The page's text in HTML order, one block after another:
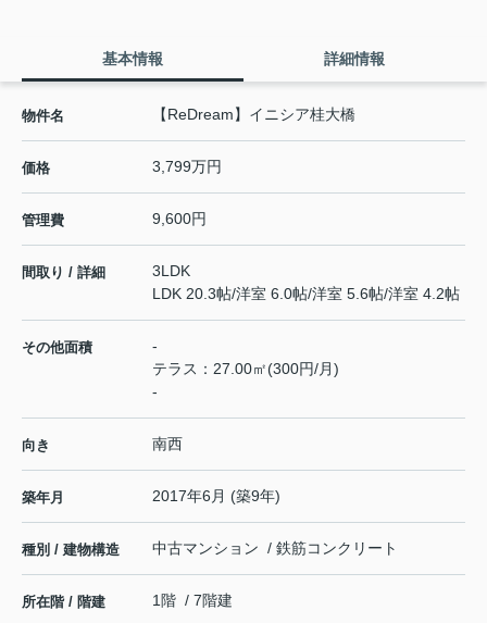
基本情報 詳細情報
物件名 【ReDream】イニシア桂大橋
価格 3,799万円
管理費 9,600円
間取り / 詳細
3LDK
LDK 20.3帖/洋室 6.0帖/洋室 5.6帖/洋室 4.2帖
その他面積
-
テラス：27.00㎡(300円/月)
-
向き 南西
築年月 2017年6月 (築9年)
種別 / 建物構造 中古マンション / 鉄筋コンクリート
所在階 / 階建 1階 / 7階建